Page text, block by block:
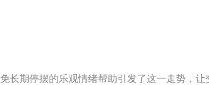
期停摆的乐观情绪帮助引发了这一走势，让